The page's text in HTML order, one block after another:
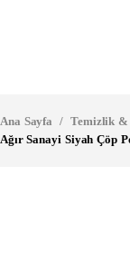
Ana Sayfa / Temizlik
Ağır Sanayi Siyah Çöp